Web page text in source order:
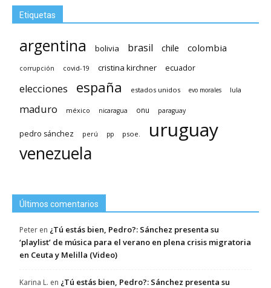
Etiquetas
argentina bolivia brasil chile colombia
corrupción covid-19 cristina kirchner ecuador
elecciones españa estados unidos evo morales lula
maduro méxico nicaragua onu paraguay
pedro sánchez perú pp psoe. uruguay
venezuela
Últimos comentarios
Peter en ¿Tú estás bien, Pedro?: Sánchez presenta su
‘playlist’ de música para el verano en plena crisis migratoria
en Ceuta y Melilla (Video)
Karina L. en ¿Tú estás bien, Pedro?: Sánchez presenta su